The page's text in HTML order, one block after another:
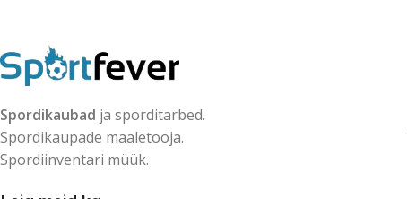
Spordikaubad ja sporditarbed.
Spordikaupade maaletooja.
Spordiinventari müük.